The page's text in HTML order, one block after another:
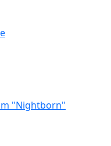
"Nightborn"